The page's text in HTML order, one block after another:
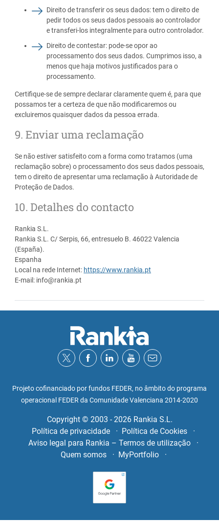
Direito de transferir os seus dados: tem o direito de
pedir todos os seus dados pessoais ao controlador
e transferi-los integralmente para outro controlador.
Direito de contestar: pode-se opor ao
processamento dos seus dados. Cumprimos isso, a
menos que haja motivos justificados para o
processamento.
Certifique-se de sempre declarar claramente quem é, para que
possamos ter a certeza de que não modificaremos ou
excluiremos quaisquer dados da pessoa errada.
9. Enviar uma reclamação
Se não estiver satisfeito com a forma como tratamos (uma
reclamação sobre) o processamento dos seus dados pessoais,
tem o direito de apresentar uma reclamação à Autoridade de
Proteção de Dados.
10. Detalhes do contacto
Rankia S.L.
Rankia S.L. C/ Serpis, 66, entresuelo B. 46022 Valencia
(España).
Espanha
Local na rede Internet: https://www.rankia.pt
E-mail: info@rankia.pt
Projeto cofinanciado por fundos FEDER, no âmbito do programa
operacional FEDER da Comunidade Valenciana 2014-2020
Copyright © 2003 - 2026 Rankia S.L.
Política de privacidade
Política de Cookies
Aviso legal para Rankia – Termos de utilização
Quem somos
MyPortfolio